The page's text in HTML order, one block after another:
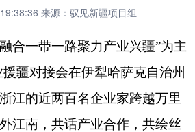
来源：驭见新疆项目组
一带一路聚力产业兴疆”为主
疆对接会在伊犁哈萨克自治州
江的近两百名企业家跨越万里
江南，共话产业合作，共绘丝